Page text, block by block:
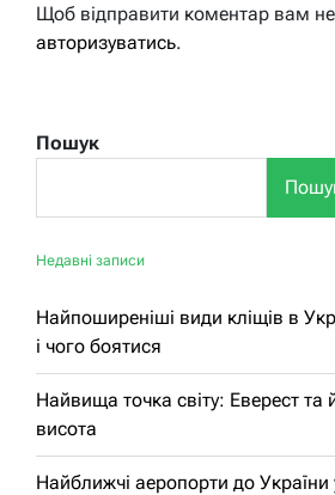
Щоб відправити коментар вам
авторизуватись.
Пошук
Недавні записи
Найпоширеніші види кліщів в
і чого боятися
Найвища точка світу: Еверест та
висота
Найближчі аеропорти до України